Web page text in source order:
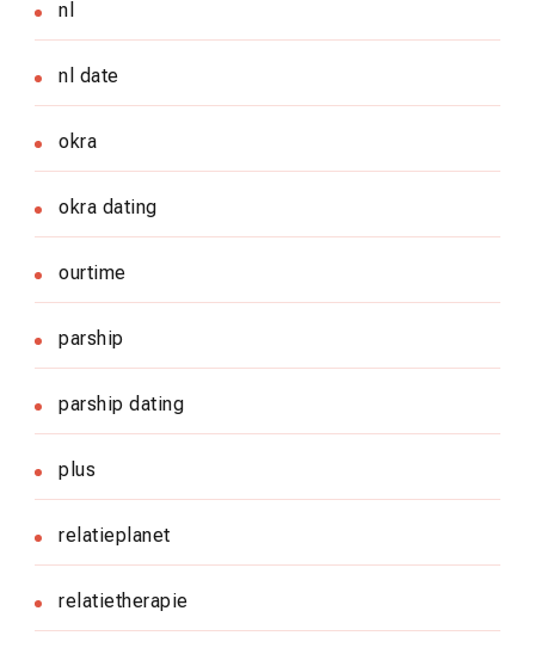
nl
nl date
okra
okra dating
ourtime
parship
parship dating
plus
relatieplanet
relatietherapie